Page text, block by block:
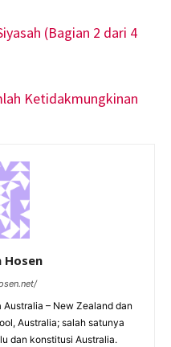
(Bagian 2 dari 4
Ketidakmungkinan
Hosen
– New Zealand dan
Australia; salah satunya
dan konstitusi Australia.